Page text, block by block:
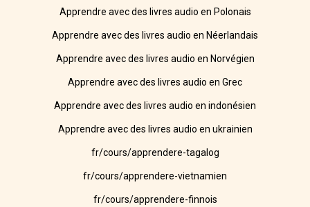
Apprendre avec des livres audio en Polonais
Apprendre avec des livres audio en Néerlandais
Apprendre avec des livres audio en Norvégien
Apprendre avec des livres audio en Grec
Apprendre avec des livres audio en indonésien
Apprendre avec des livres audio en ukrainien
fr/cours/apprendere-tagalog
fr/cours/apprendere-vietnamien
fr/cours/apprendere-finnois